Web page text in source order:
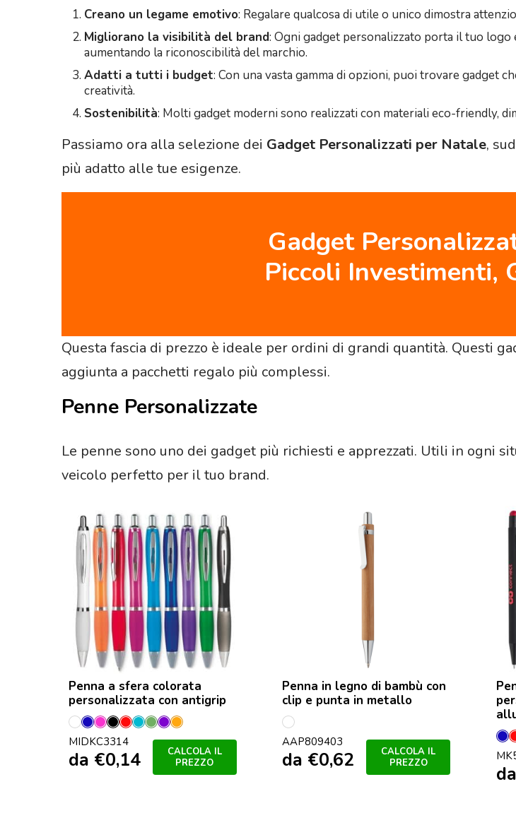
Creano un legame emotivo: Regalare qualcosa di utile o unico dimostra
Migliorano la visibilità del brand: Ogni gadget personalizzato porta il tuo
aumentando la riconoscibilità del marchio.
Adatti a tutti i budget: Con una vasta gamma di opzioni, puoi trovare gadget
creatività.
Sostenibilità: Molti gadget moderni sono realizzati con materiali eco-friendly,
Passiamo ora alla selezione dei Gadget Personalizzati per Natale,
più adatto alle tue esigenze.
Gadget
Piccoli Investimenti,
Questa fascia di prezzo è ideale per ordini di grandi quantità. Questi
aggiunta a pacchetti regalo più complessi.
Penne Personalizzate
Le penne sono uno dei gadget più richiesti e apprezzati. Utili in ogni
veicolo perfetto per il tuo brand.
Penna a sfera colorata
personalizzata con antigrip
Bianco
Blu
Trasparente
Fucsia
NeroRosso
Trasparente
Turchese
Verde
Trasparente
Viola
Trasparente
Arancio
Trasparente
MIDKC3314
da €0,14
CALCOLA IL
PREZZO
Penna in legno di bambù con
clip e punta in metallo
multicolore
AAP809403
da €0,62
CALCOLA IL
PREZZO
da